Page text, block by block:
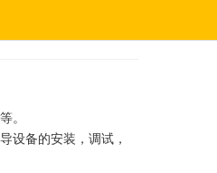
。
设备的安装，调试，